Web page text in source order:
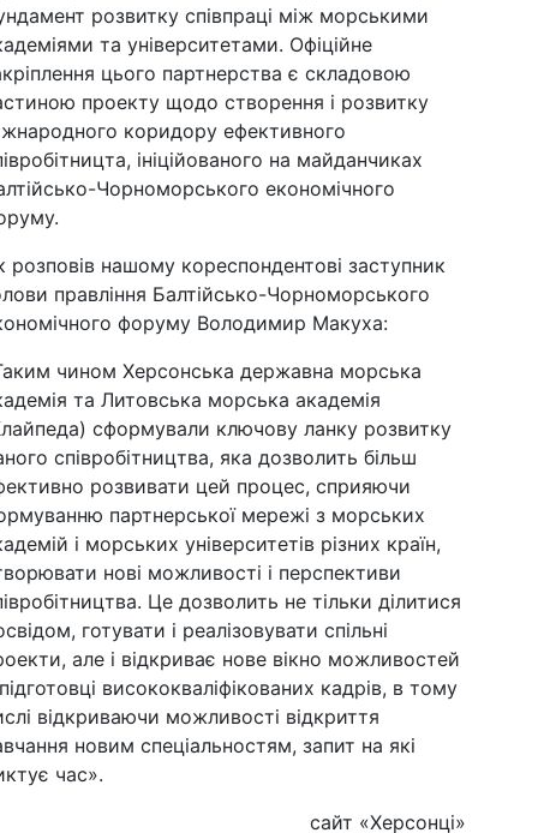
розвитку співпраці між морськими
та університетами. Офіційне
цього партнерства є складовою
проекту щодо створення і розвитку
коридору ефективного
ініційованого на майданчиках
Чорноморського економічного
розповів нашому кореспондентові заступник
правління Балтійсько-Чорноморського
форуму Володимир Макуха:
чином Херсонська державна морська
та Литовська морська академія
сформували ключову ланку розвитку
співробітництва, яка дозволить більш
розвивати цей процес, сприяючи
партнерської мережі з морських
і морських університетів різних країн,
нові можливості і перспективи
Це дозволить не тільки ділитися
готувати і реалізовувати спільні
але і відкриває нове вікно можливостей
висококваліфікованих кадрів, в тому
відкриваючи можливості відкриття
новим спеціальностям, запит на які
час».
сайт «Херсонці»